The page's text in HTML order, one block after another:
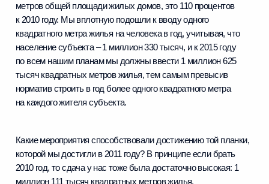
метров общей площади жилых домов, это 110 процентов
к 2010 году. Мы вплотную подошли к вводу одного
квадратного метра жилья на человека в год, учитывая, что
население субъекта – 1 миллион 330 тысяч, и к 2015 году
по всем нашим планам мы должны ввести 1 миллион 625
тысяч квадратных метров жилья, тем самым превысив
норматив строить в год более одного квадратного метра
на каждого жителя субъекта.
Какие мероприятия способствовали достижению той планки,
которой мы достигли в 2011 году? В принципе если брать
2010 год, то сдача у нас тоже была достаточно высокая: 1
миллион 111 тысяч квадратных метров жилья.